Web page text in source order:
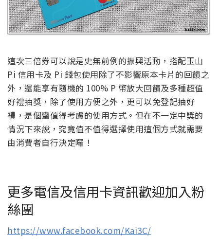
這次三倍券可以說是史無前例的振興活動，搭配玉山
Pi 信用卡及 Pi 錢包使用除了不影響原本卡片的回饋之
外，還能享有隨機的 100% P 幣放大回饋及多種超值
好禮抽獎，除了使用方便之外，更可以免登記抽好
禮，是個蠻值得考慮的使用方式。但在不一定中獎的
情況下來說，究竟值不值得選擇使用這個方式就需要
由消費者自行決定囉！
更多電信及信用卡資訊歡迎加入粉
絲團
https://www.facebook.com/Kai3C/